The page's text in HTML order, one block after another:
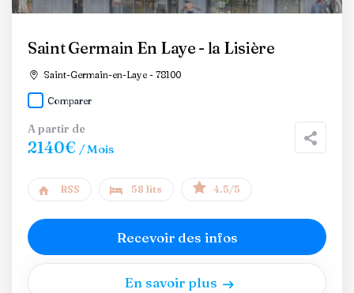
Saint Germain En Laye - la Lisière
Saint-Germain-en-Laye - 78100
Comparer
A partir de
2140€ / Mois
RSS 58 lits 4.5/5
Recevoir des infos
En savoir plus